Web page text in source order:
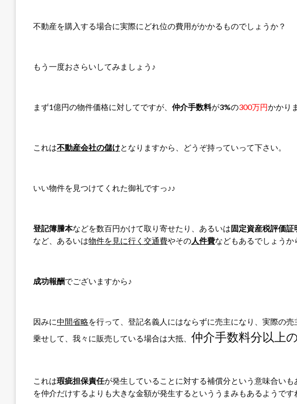
不動産を購入する場合に実際にどれ位の費用がかかるものでしょうか？
もう一度おさらいしてみましょう♪
まず1億円の物件価格に対してですが、 仲介手数料が3%の300万円かかり
これは不動産会社の儲けとなりますから、どうぞ持っていって下さい。
いい物件を見つけてくれた御礼ですっ♪♪
登記簿謄本などを数百円かけて取り寄せたり、あるいは固定資産税評価証
など、あるいは物件を見に行く交通費やその人件費などもあるでしょう
成功報酬でございますから♪
因みに中間省略を行って、登記名義人にはならずに売主になり、実際の
乗せして、我々に販売している場合は大抵、 仲介手数料分以上
これは瑕疵担保責任が発生していることに対する補償分という意味合い
を仲介だけするよりも大きな金額が発生するといううまみもあるようです